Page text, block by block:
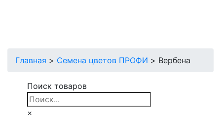
Главная > Cемена цветов ПРОФИ > Вербена
Поиск товаров
×